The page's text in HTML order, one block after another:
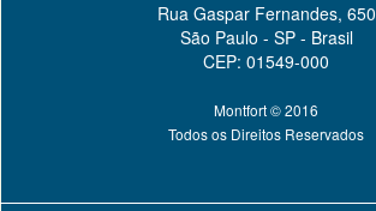
Rua Gaspar Fernandes, 650
São Paulo - SP - Brasil
CEP: 01549-000
Montfort © 2016
Todos os Direitos Reservados